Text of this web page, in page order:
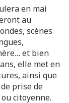
en mai
au
scènes
et bien
elle met en
ainsi que
prise de
citoyenne.